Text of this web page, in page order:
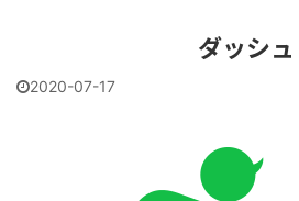
ダッシュ
2020-07-17